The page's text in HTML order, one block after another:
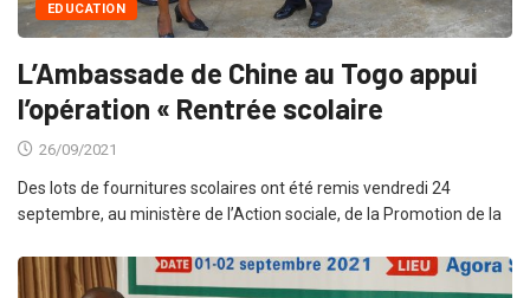
EDUCATION
L’Ambassade de Chine au Togo appui
l’opération « Rentrée scolaire
26/09/2021
Des lots de fournitures scolaires ont été remis vendredi 24
septembre, au ministère de l’Action sociale, de la Promotion de la